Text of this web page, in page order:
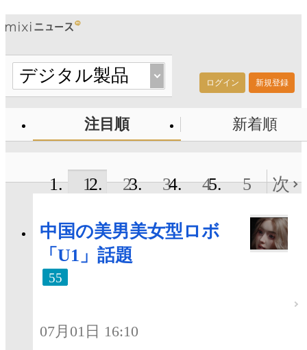
ログイン 新規登録
注目順 新着順
1 2 3 4 5 次
中国の美男美女型ロボ
「U1」話題
55
07月01日 16:10